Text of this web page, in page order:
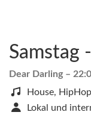
Samstag
Dear Darling –
House,
Lokal und